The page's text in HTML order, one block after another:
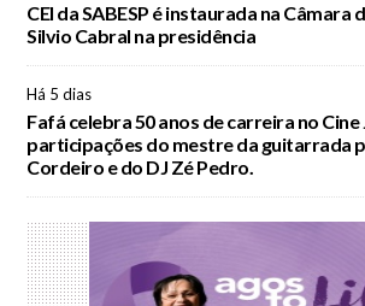
CEI da SABESP é instaurada na Câmara
Silvio Cabral na presidência
Há 5 dias
Fafá celebra 50 anos de carreira no Cine
participações do mestre da guitarrada
Cordeiro e do DJ Zé Pedro.